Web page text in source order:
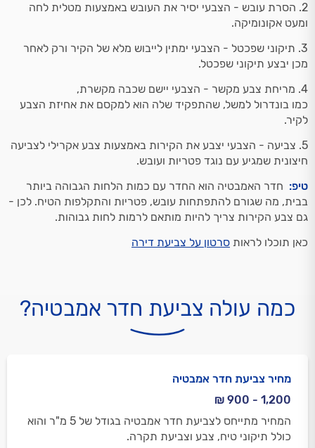
2. הסרת עובש - הצבעי יסיר את העובש באמצעות מטלית לחה
ומעט אקונומיקה.
3. תיקוני שפכטל - הצבעי ימתין לייבוש מלא של הקיר ורק לאחר
מכן יבצע תיקוני שפכטל.
4. מריחת צבע מקשר - הצבעי יישם שכבה מקשרת,
כמו בונדרול למשל, שהתפקיד שלה הוא למקסם את אחיזת הצבע
לקיר.
5. צביעה - הצבעי יצבע את הקירות באמצעות צבע אקרילי לצביעה
חיצונית שמגיע עם נוגד פטריות ועובש.
טיפ: חדר האמבטיה הוא החדר עם כמות הלחות הגבוהה ביותר
בבית, מה שגורם להתפתחות עובש, פטריות והתקלפות הטיח. לכן -
גם צבע הקירות צריך להיות מותאם לרמות לחות גבוהות.
כאן תוכלו לראות סרטון על צביעת דירה
כמה עולה צביעת חדר אמבטיה?
מחיר צביעת חדר אמבטיה
1,200 - 900 ₪
המחיר מתייחס לצביעת חדר אמבטיה בגודל של 5 מ"ר והוא
כולל תיקוני טיח, צבע וצביעת תקרה.